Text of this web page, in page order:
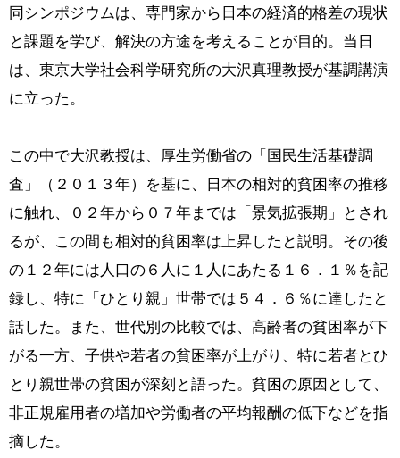
同シンポジウムは、専門家から日本の経済的格差の現状
と課題を学び、解決の方途を考えることが目的。当日
は、東京大学社会科学研究所の大沢真理教授が基調講演
に立った。
この中で大沢教授は、厚生労働省の「国民生活基礎調
査」（２０１３年）を基に、日本の相対的貧困率の推移
に触れ、０２年から０７年までは「景気拡張期」とされ
るが、この間も相対的貧困率は上昇したと説明。その後
の１２年には人口の６人に１人にあたる１６．１％を記
録し、特に「ひとり親」世帯では５４．６％に達したと
話した。また、世代別の比較では、高齢者の貧困率が下
がる一方、子供や若者の貧困率が上がり、特に若者とひ
とり親世帯の貧困が深刻と語った。貧困の原因として、
非正規雇用者の増加や労働者の平均報酬の低下などを指
摘した。